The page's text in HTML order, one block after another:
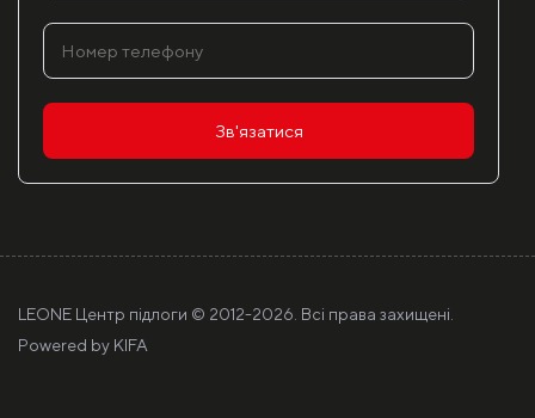
Зв'язатися
LEONE Центр підлоги © 2012-2026. Всі права захищені.
Powered by KIFA